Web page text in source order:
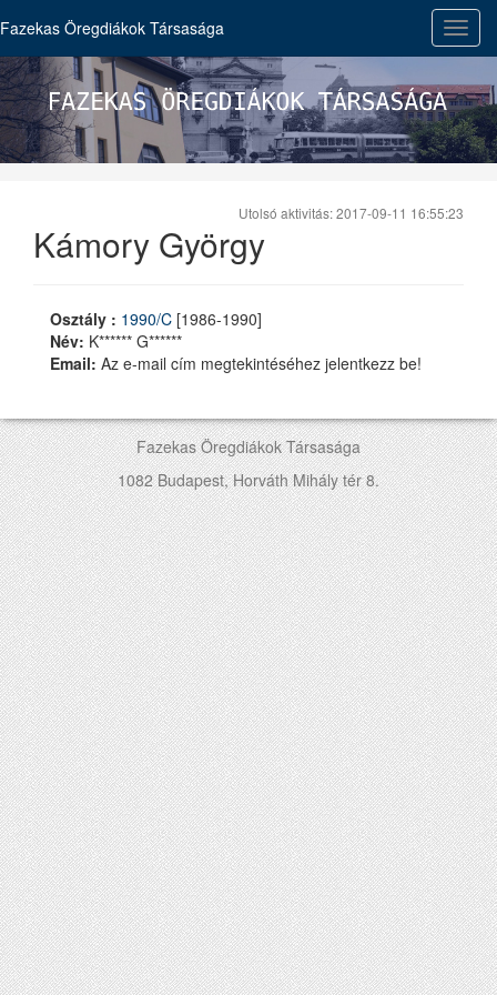
Fazekas Öregdiákok Társasága
Utolsó aktivitás: 2017-09-11 16:55:23
Kámory György
Osztály : 1990/C [1986-1990]
Név: K****** G******
Email: Az e-mail cím megtekintéséhez jelentkezz be!
Fazekas Öregdiákok Társasága
1082 Budapest, Horváth Mihály tér 8.